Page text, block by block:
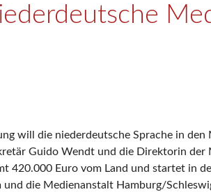
will die niederdeutsche Sprache in
Guido Wendt und die Direktorin
420.000 Euro vom Land und startet in
die Medienanstalt Hamburg/